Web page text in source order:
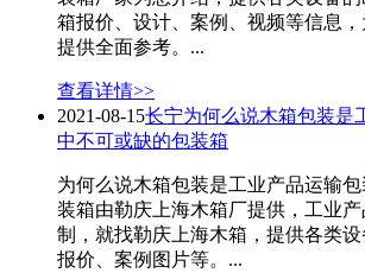
箱报价、设计、案例、视频等信息
提供全面参考。...
查看详情>>
2021-08-15长宁为何么说木箱包装是
中不可或缺的包装箱
为何么说木箱包装是工业产品运输
装箱由勒庆上海木箱厂提供，工业
制，就找勒庆上海木箱，提供各类设
报价、案例图片等。...